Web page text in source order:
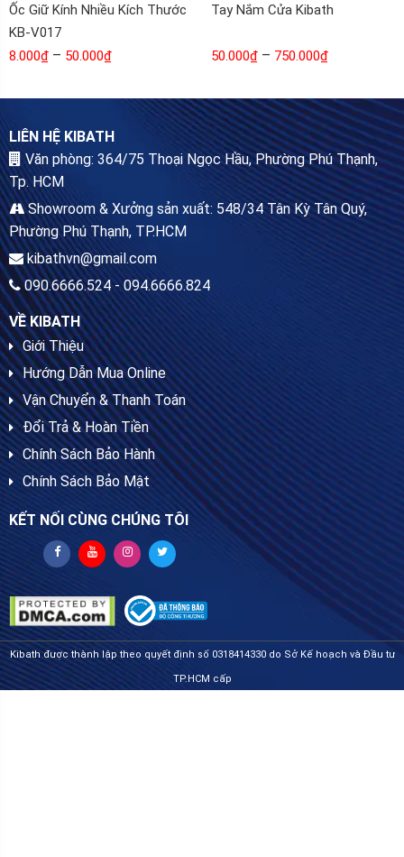
Ốc Giữ Kính Nhiều Kích Thước
KB-V017
8.000₫ – 50.000₫
Tay Nắm Cửa Kibath
50.000₫ – 750.000₫
LIÊN HỆ KIBATH
Văn phòng: 364/75 Thoại Ngọc Hầu, Phường Phú Thạnh,
Tp. HCM
Showroom & Xưởng sản xuất: 548/34 Tân Kỳ Tân Quý,
Phường Phú Thạnh, TP.HCM
kibathvn@gmail.com
090.6666.524 - 094.6666.824
VỀ KIBATH
Giới Thiệu
Hướng Dẫn Mua Online
Vận Chuyển & Thanh Toán
Đổi Trả & Hoàn Tiền
Chính Sách Bảo Hành
Chính Sách Bảo Mật
KẾT NỐI CÙNG CHÚNG TÔI
Kibath được thành lập theo quyết định số 0318414330 do Sở Kế hoạch và Đầu tư
TP.HCM cấp